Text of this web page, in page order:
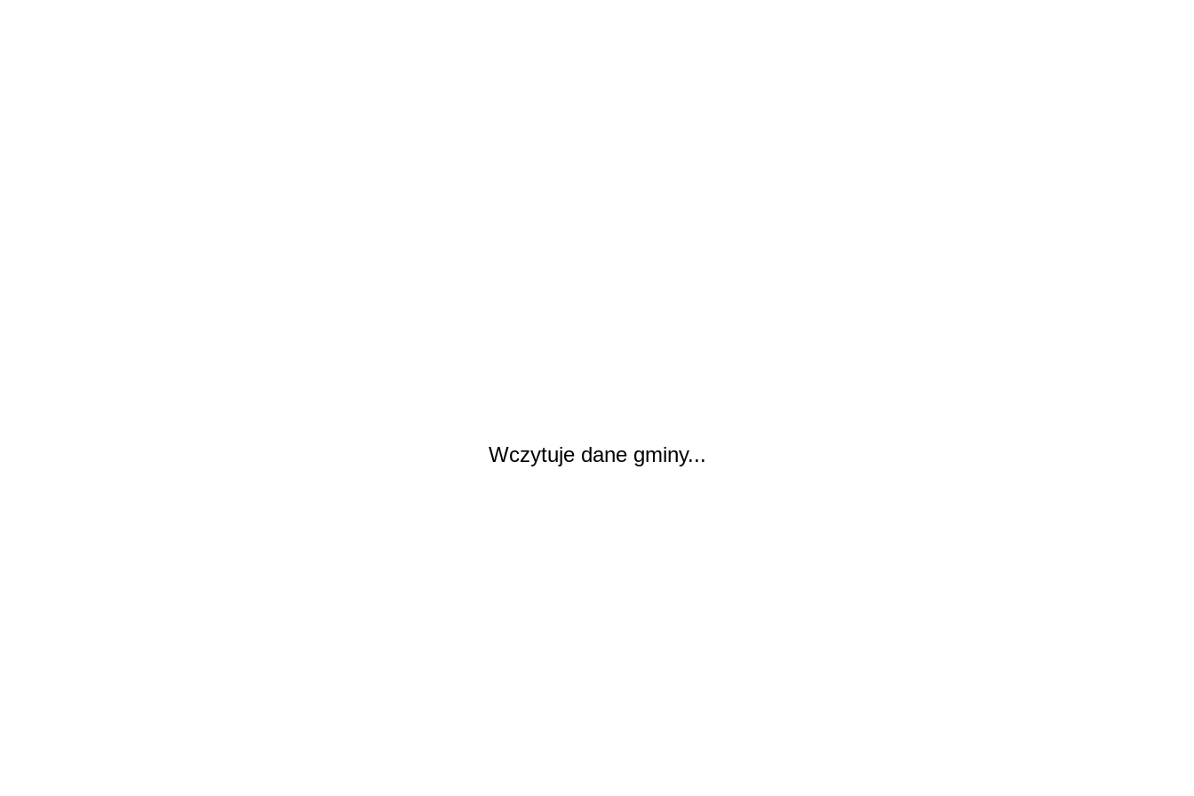
Wczytuje dane gminy...